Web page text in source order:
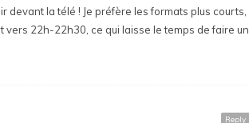
devant la télé ! Je préfère les formats plus courts,
vers 22h-22h30, ce qui laisse le temps de faire un
Reply